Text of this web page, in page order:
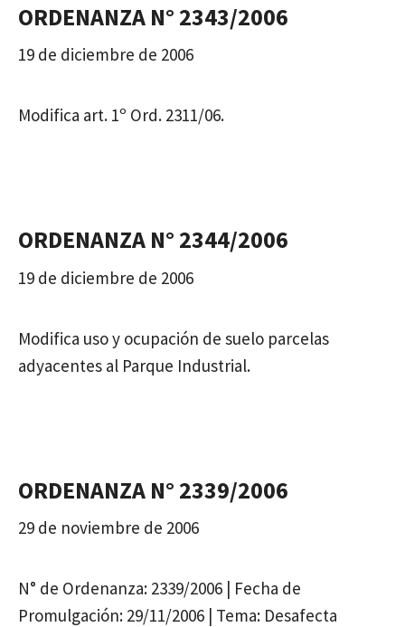
ORDENANZA N° 2343/2006
19 de diciembre de 2006
Modifica art. 1º Ord. 2311/06.
ORDENANZA N° 2344/2006
19 de diciembre de 2006
Modifica uso y ocupación de suelo parcelas
adyacentes al Parque Industrial.
ORDENANZA N° 2339/2006
29 de noviembre de 2006
N° de Ordenanza: 2339/2006 | Fecha de
Promulgación: 29/11/2006 | Tema: Desafecta